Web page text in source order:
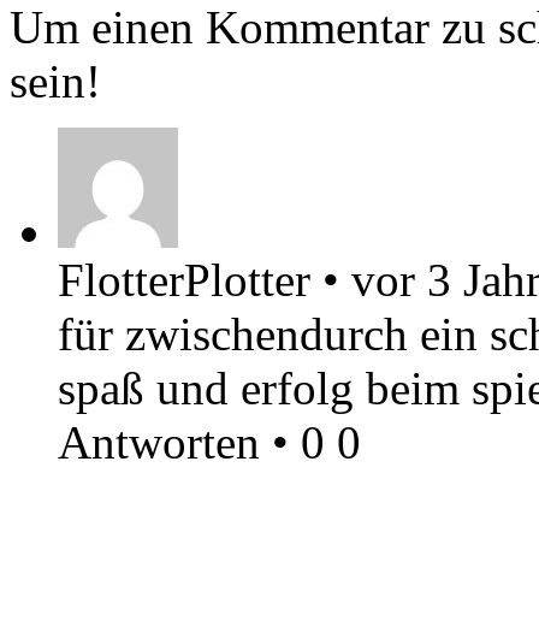
Um einen Kommentar zu
sein!
FlotterPlotter • vor 3
für zwischendurch ein
spaß und erfolg beim
Antworten • 0 0